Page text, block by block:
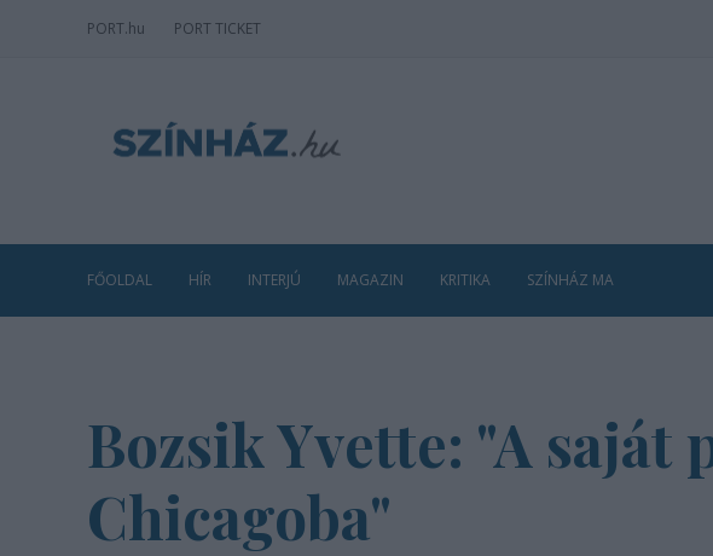
PORT.hu PORT TICKET
FŐOLDAL HÍR INTERJÚ MAGAZIN KRITIKA SZÍNHÁZ MA
Bozsik Yvette: "A saját
Chicagoba"